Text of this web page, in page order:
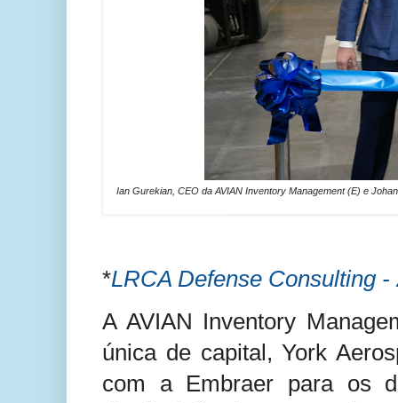
Ian Gurekian, CEO da AVIAN Inventory Management (E) e
*LRCA Defense Consulting -
A AVIAN Inventory
única de capital, York
com a Embraer para os